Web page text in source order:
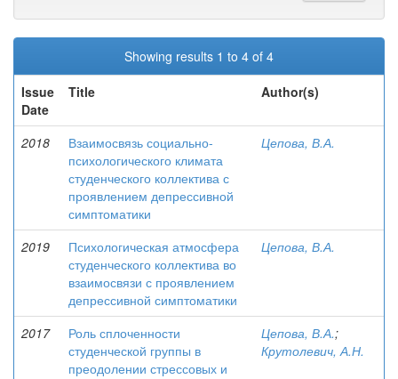
Showing results 1 to 4 of 4
Issue
Date
Title Author(s)
2018
Взаимосвязь социально-
психологического климата
студенческого коллектива с
проявлением депрессивной
симптоматики
Цепова, В.А.
2019
Психологическая атмосфера
студенческого коллектива во
взаимосвязи с проявлением
депрессивной симптоматики
Цепова, В.А.
2017
Роль сплоченности
студенческой группы в
преодолении стрессовых и
Цепова, В.А.;
Крутолевич, А.Н.